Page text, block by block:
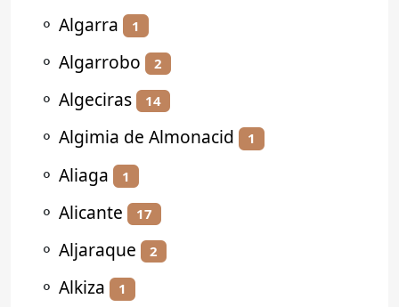
⚬ Algarra 1
⚬ Algarrobo 2
⚬ Algeciras 14
⚬ Algimia de Almonacid 1
⚬ Aliaga 1
⚬ Alicante 17
⚬ Aljaraque 2
⚬ Alkiza 1